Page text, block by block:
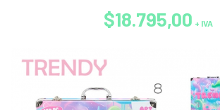
$18.795,00 + IVA